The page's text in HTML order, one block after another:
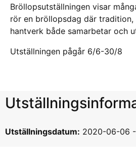
Bröllopsutställningen visar
rör en bröllopsdag där
hantverk både samarbetar och
Utställningen pågår 6/6-30/8
Utställningsdatum: 2020-06-06 -